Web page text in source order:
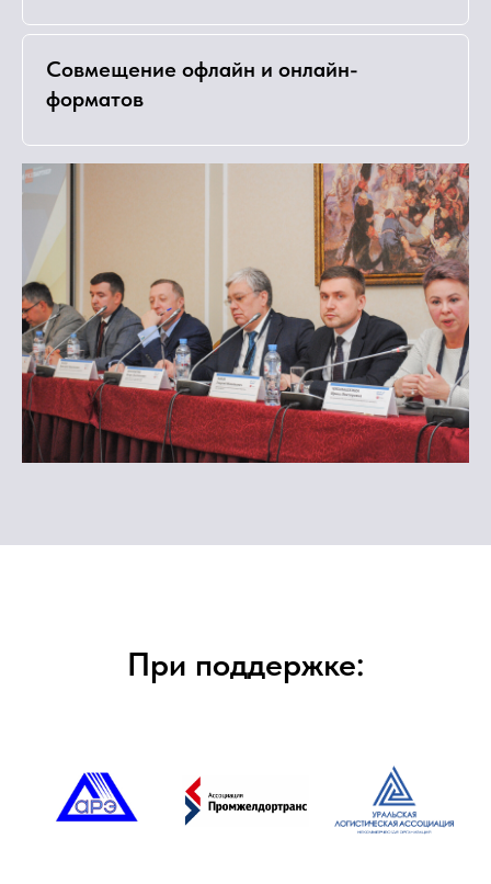
Совмещение офлайн и онлайн-
форматов
При поддержке: